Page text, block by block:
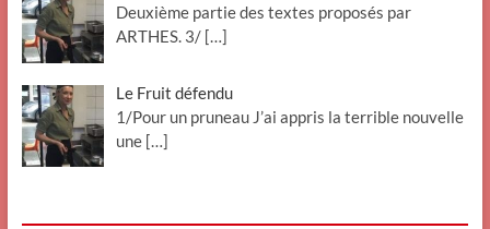
Deuxième partie des textes proposés par
ARTHES. 3/ […]
Le Fruit défendu
1/Pour un pruneau J’ai appris la terrible nouvelle
une […]